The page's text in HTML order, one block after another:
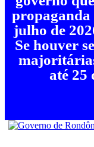
propaganda
julho de
Se houver
até 25